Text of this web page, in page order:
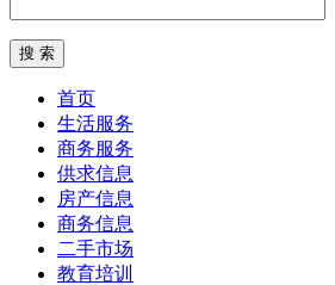
首页
生活服务
商务服务
供求信息
房产信息
商务信息
二手市场
教育培训